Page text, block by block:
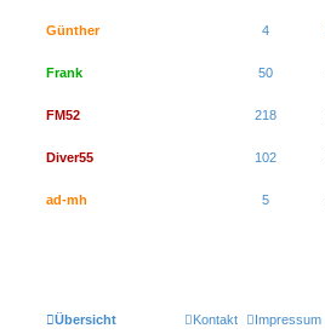
Günther 4
Frank 50
FM52 218
Diver55 102
ad-mh 5
Übersicht Impressum
Kontakt